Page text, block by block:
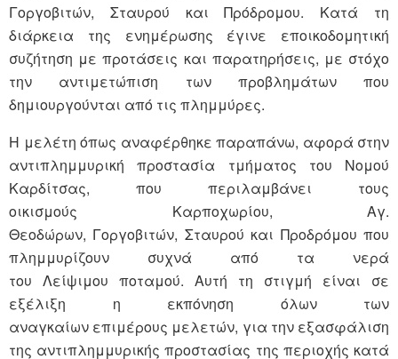
Γοργοβιτών, Σταυρού και Πρόδρομου. Κατά τη
διάρκεια της ενημέρωσης έγινε εποικοδομητική
συζήτηση με προτάσεις και παρατηρήσεις, με στόχο
την αντιμετώπιση των προβλημάτων που
δημιουργούνται από τις πλημμύρες.
Η μελέτη όπως αναφέρθηκε παραπάνω, αφορά στην
αντιπλημμυρική προστασία τμήματος του Νομού
Καρδίτσας, που περιλαμβάνει τους
οικισμούς Καρποχωρίου, Αγ.
Θεοδώρων, Γοργοβιτών, Σταυρού και Προδρόμου που
πλημμυρίζουν συχνά από τα νερά
του Λείψιμου ποταμού. Αυτή τη στιγμή είναι σε
εξέλιξη η εκπόνηση όλων των
αναγκαίων επιμέρους μελετών, για την εξασφάλιση
της αντιπλημμυρικής προστασίας της περιοχής κατά